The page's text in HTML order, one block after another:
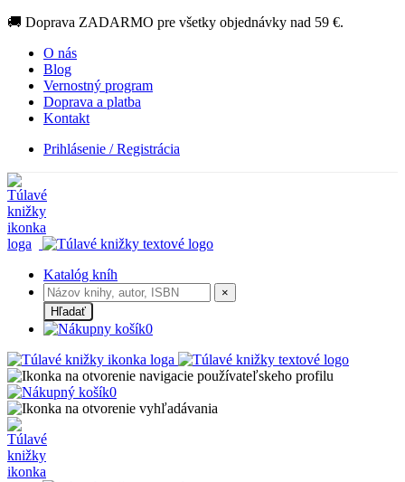
🚚 Doprava ZADARMO pre všetky objednávky nad 59 €.
O nás
Blog
Vernostný program
Doprava a platba
Kontakt
Prihlásenie / Registrácia
Katalóg kníh
×
Hľadať
0
0